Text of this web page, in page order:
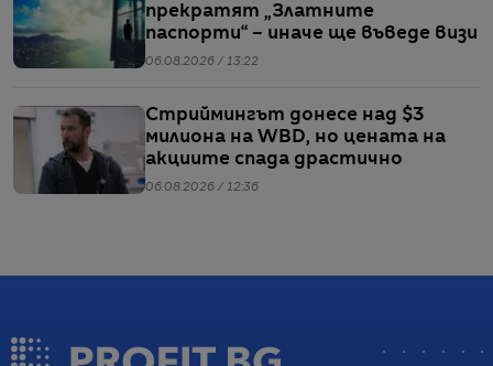
прекратят „Златните
паспорти“ – иначе ще въведе визи
06.08.2026 / 13:22
Стриймингът донесе над $3
милиона на WBD, но цената на
акциите спада драстично
06.08.2026 / 12:36